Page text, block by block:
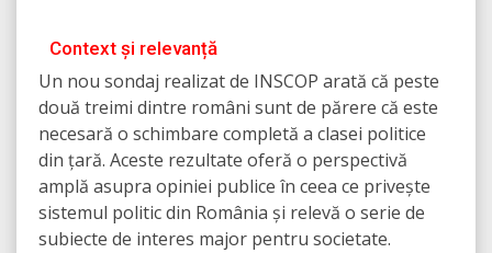
Context și relevanță
Un nou sondaj realizat de INSCOP arată că peste
două treimi dintre români sunt de părere că este
necesară o schimbare completă a clasei politice
din țară. Aceste rezultate oferă o perspectivă
amplă asupra opiniei publice în ceea ce privește
sistemul politic din România și relevă o serie de
subiecte de interes major pentru societate.